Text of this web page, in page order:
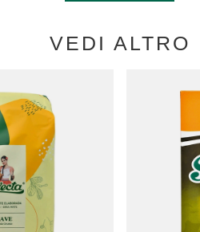
VEDI ALTRO